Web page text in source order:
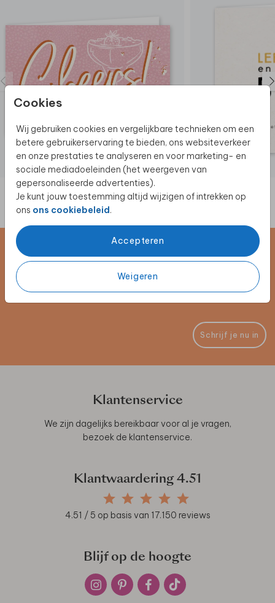
Cookies
Wij gebruiken cookies en vergelijkbare technieken om een
betere gebruikerservaring te bieden, ons websiteverkeer
en onze prestaties te analyseren en voor marketing- en
sociale mediadoeleinden (het weergeven van
gepersonaliseerde advertenties).
Je kunt jouw toestemming altijd wijzigen of intrekken op
ons ons cookiebeleid.
Accepteren
Weigeren
Schrijf je in voor de nieuwsbrief
Blijf op de hoogte van alle nieuwe producten, (win)acties en
unieke samenwerkingen!
Schrijf je nu in
Klantenservice
We zijn dagelijks bereikbaar voor al je vragen,
bezoek de klantenservice.
Klantwaardering 4.51
4.51 / 5 op basis van 17.150 reviews
Blijf op de hoogte